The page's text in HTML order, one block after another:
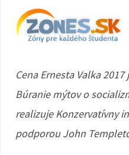
Cena Ernesta Valka
Búranie mýtov o
realizuje Konzervatívny
podporou John